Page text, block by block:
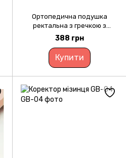
Ортопедична подушка
ректальна з гречкою з
отвором 40х40см
388 грн
Купити